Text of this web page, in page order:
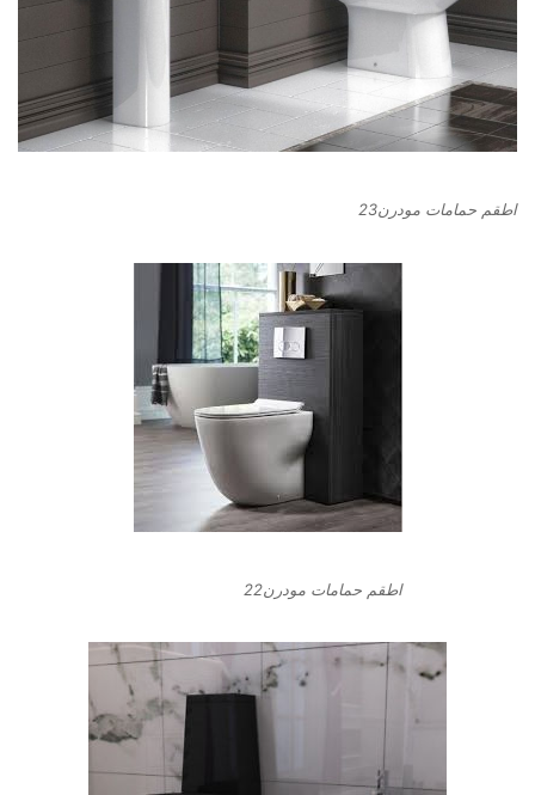
اطقم حمامات مودرن23
اطقم حمامات مودرن22